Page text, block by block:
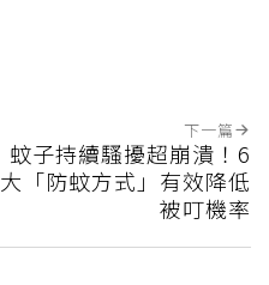
下一篇
蚊子持續騷擾超崩潰！6
大「防蚊方式」有效降低
被叮機率